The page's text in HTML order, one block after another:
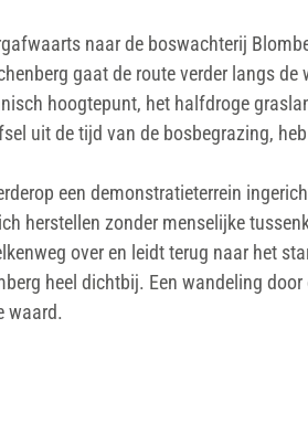
naar de boswachterij
gaat de route verder langs
hoogtepunt, het halfdroge
uit de tijd van de bosbegrazing,
een demonstratieterrein
herstellen zonder menselijke
over en leidt terug naar het
heel dichtbij. Een wandeling door
waard.